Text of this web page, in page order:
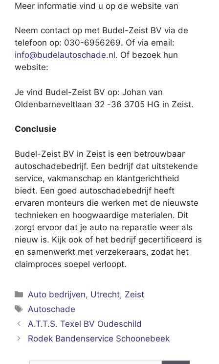
Meer informatie vind u op de website van
Neem contact op met Budel-Zeist BV via de
telefoon op: 030-6956269. Of via email:
info@budelautoschade.nl. Of bezoek hun
website:
Je vind Budel-Zeist BV op: Johan van
Oldenbarneveltlaan 32 -36 3705 HG in Zeist.
Conclusie
Budel-Zeist BV in Zeist is een betrouwbaar
autoschadebedrijf. Een bedrijf dat uitstekende
service, vakmanschap en klantgerichtheid
biedt. Een goed autoschadebedrijf heeft
ervaren monteurs die werken met de nieuwste
technieken en hoogwaardige materialen. Dit
zorgt ervoor dat je auto na reparatie weer als
nieuw is. Kijk ook of het bedrijf gecertificeerd is
en samenwerkt met verzekeraars, zodat het
claimproces soepel verloopt.
Categorieën
Auto bedrijven, Utrecht, Zeist
Tags
Autoschade
A.T.T.S. Texel BV Oudeschild
Rodek Bandenservice Schoonebeek